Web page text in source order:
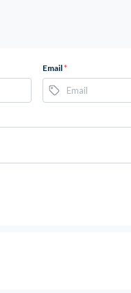
Email*